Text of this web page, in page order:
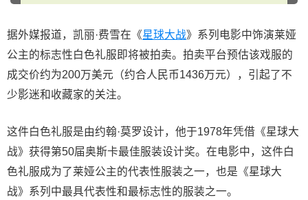
据外媒报道，凯丽·费雪在《星球大战》系列电影中饰演莱娅
公主的标志性白色礼服即将被拍卖。拍卖平台预估该戏服的
成交价约为200万美元（约合人民币1436万元），引起了不
少影迷和收藏家的关注。
这件白色礼服是由约翰·莫罗设计，他于1978年凭借《星球大
战》获得第50届奥斯卡最佳服装设计奖。在电影中，这件白
色礼服成为了莱娅公主的代表性服装之一，也是《星球大
战》系列中最具代表性和最标志性的服装之一。